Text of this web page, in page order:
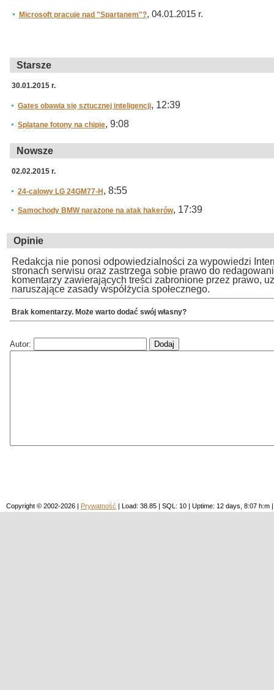
Microsoft pracuje nad "Spartanem"?, 04.01.2015 r.
Starsze
30.01.2015 r.
Gates obawia się sztucznej inteligencji, 12:39
Splątane fotony na chipie, 9:08
Nowsze
02.02.2015 r.
24-calowy LG 24GM77-H , 8:55
Samochody BMW narażone na atak hakerów, 17:39
Opinie
Redakcja nie ponosi odpowiedzialności za wypowiedzi
stronach serwisu oraz zastrzega sobie prawo do
komentarzy zawierających treści zabronione przez prawo,
naruszające zasady współżycia społecznego.
Brak komentarzy. Może warto dodać swój własny?
Autor:
Copyright © 2002-2026 | Prywatność | Load: 38.85 | SQL: 10 | Uptime: 12 days, 8:07